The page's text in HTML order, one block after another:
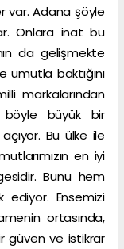
var. Adana şöyle
Onlara inat bu
da gelişmekte
baktığını
markalarından
böyle büyük bir
Bu ülke ile
en iyi
Bunu hem
Ensemizi
ortasında,
güven ve istikrar